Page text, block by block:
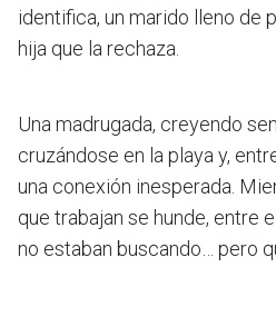
identifica, un marido lleno de
hija que la rechaza.
Una madrugada, creyendo
cruzándose en la playa y,
una conexión inesperada.
que trabajan se hunde, entre
no estaban buscando… pero